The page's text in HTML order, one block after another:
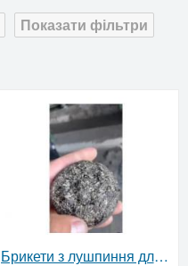
Показати фільтри
Брикети з лушпиння для котелень | від 22 т